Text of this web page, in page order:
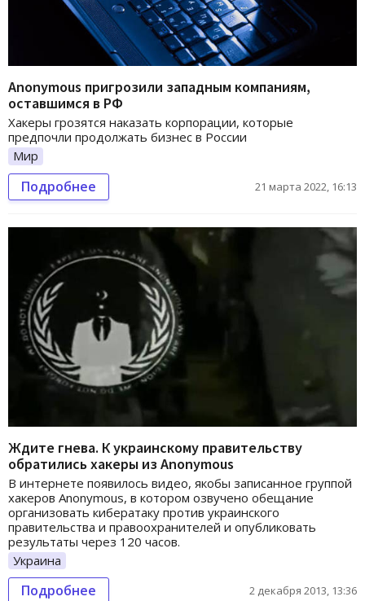
Anonymous пригрозили западным компаниям,
оставшимся в РФ
Хакеры грозятся наказать корпорации, которые
предпочли продолжать бизнес в России
Мир
Подробнее 21 марта 2022, 16:13
Ждите гнева. К украинскому правительству
обратились хакеры из Anonymous
В интернете появилось видео, якобы записанное группой
хакеров Anonymous, в котором озвучено обещание
организовать кибератаку против украинского
правительства и правоохранителей и опубликовать
результаты через 120 часов.
Украина
Подробнее 2 декабря 2013, 13:36